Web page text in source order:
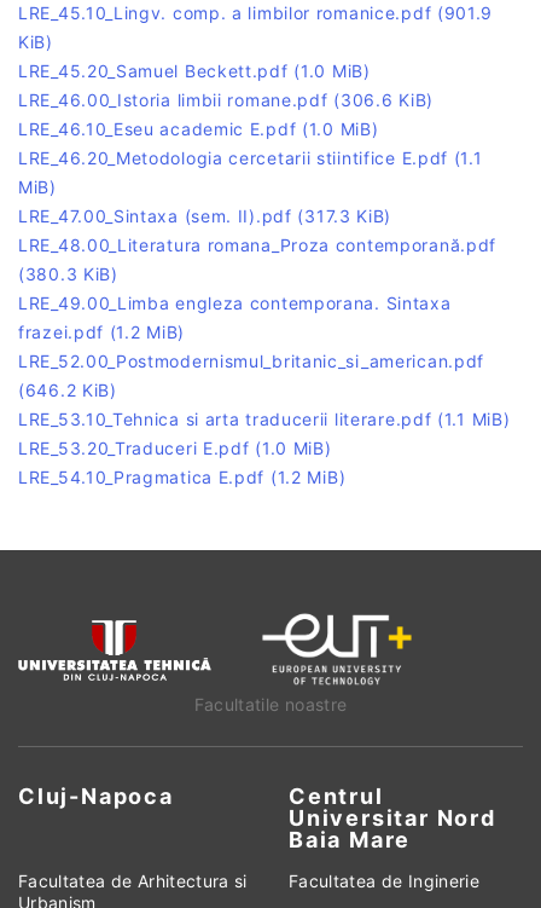
LRE_45.10_Lingv. comp. a limbilor romanice.pdf (901.9
KiB)
LRE_45.20_Samuel Beckett.pdf (1.0 MiB)
LRE_46.00_Istoria limbii romane.pdf (306.6 KiB)
LRE_46.10_Eseu academic E.pdf (1.0 MiB)
LRE_46.20_Metodologia cercetarii stiintifice E.pdf (1.1
MiB)
LRE_47.00_Sintaxa (sem. II).pdf (317.3 KiB)
LRE_48.00_Literatura romana_Proza contemporană.pdf
(380.3 KiB)
LRE_49.00_Limba engleza contemporana. Sintaxa
frazei.pdf (1.2 MiB)
LRE_52.00_Postmodernismul_britanic_si_american.pdf
(646.2 KiB)
LRE_53.10_Tehnica si arta traducerii literare.pdf (1.1 MiB)
LRE_53.20_Traduceri E.pdf (1.0 MiB)
LRE_54.10_Pragmatica E.pdf (1.2 MiB)
Facultatile noastre
Cluj-Napoca
Centrul
Universitar Nord
Baia Mare
Facultatea de Arhitectura si
Urbanism
Facultatea de Inginerie